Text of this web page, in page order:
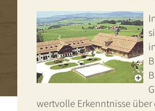
wertvolle Erkenntnisse über